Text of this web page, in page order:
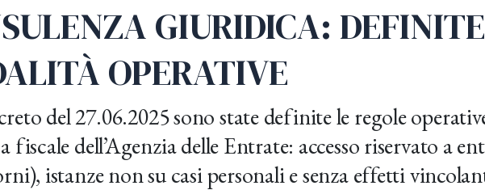
GIURIDICA:
OPERATIVE
del 27.06.2025 sono state definite le regole
fiscale dell’Agenzia delle Entrate: accesso riservato a
istanze non su casi personali e senza effetti